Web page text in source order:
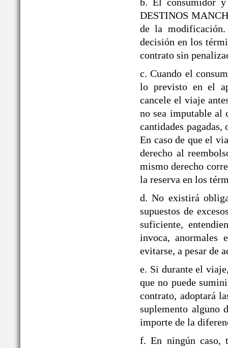
DESTINOS
de la
decisión en los
contrato sin
c. Cuando el
lo previsto en el
cancele el viaje
no sea imputable al
cantidades
En caso de que el
derecho al
mismo derecho
la reserva en los
d. No existirá
supuestos de
suficiente,
invoca, anormales
evitarse, a pesar de
e. Si durante el
que no puede
contrato, adoptará
suplemento alguno
importe de la
f. En ningún caso,